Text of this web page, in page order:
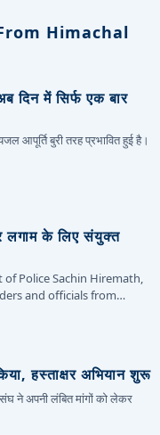
Himachal
दिन में सिर्फ एक बार
आपूर्ति बुरी तरह प्रभावित हुई है।
लगाम के लिए संयुक्त
of Police Sachin Hiremath,
and officials from…
हस्ताक्षर अभियान शुरू
संघ ने अपनी लंबित मांगों को लेकर